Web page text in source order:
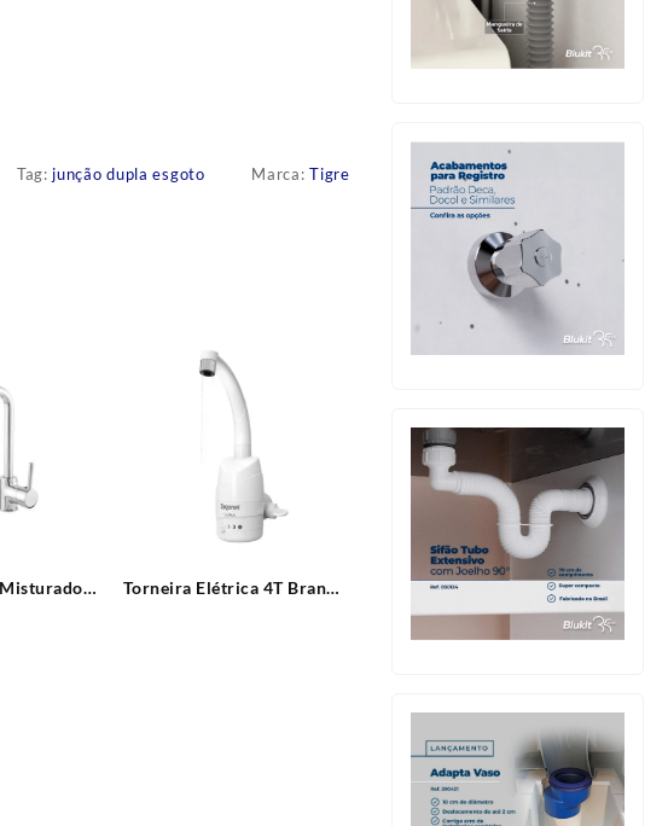
Tag: junção dupla esgoto Marca:Tigre
Torneira Elétrica 4T Branca